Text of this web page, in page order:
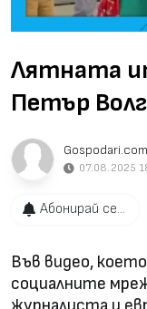
Лятната
Петър
Gospodari.com
07.08.2025
Абонирай се...
Във видео,
социалните